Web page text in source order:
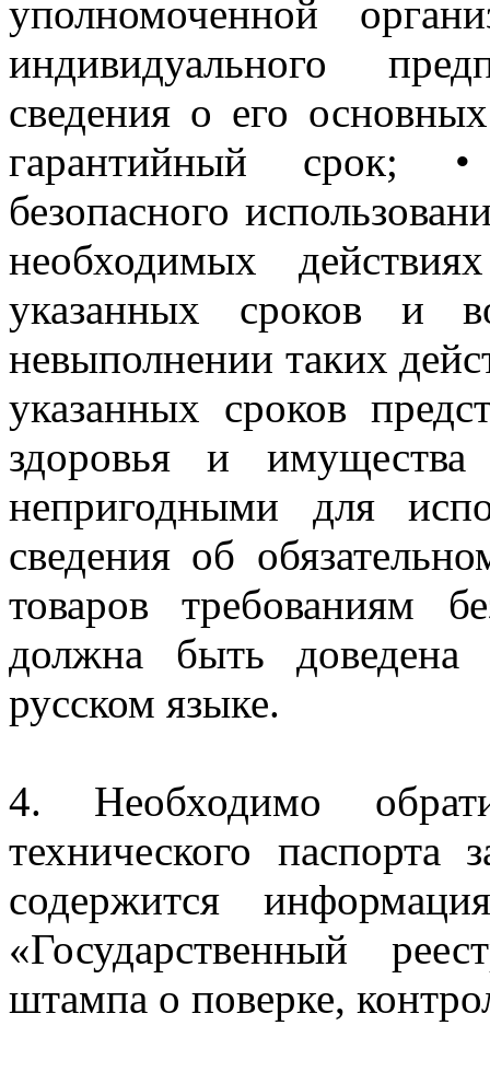
уполномоченной
индивидуального
сведения о его
гарантийный срок;
безопасного
необходимых
указанных сроков и
невыполнении таких
указанных сроков
здоровья и имущества
непригодными для
сведения об
товаров требованиям
должна быть доведена
русском языке.
4. Необходимо
технического паспорта
содержится
«Государственный
штампа о поверке,